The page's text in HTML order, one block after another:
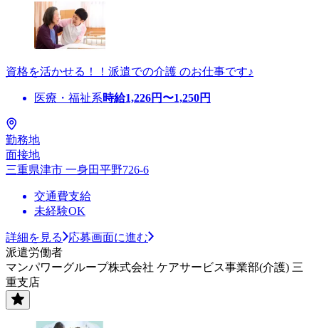
資格を活かせる！！派遣での介護 のお仕事です♪
医療・福祉系時給1,226円〜1,250円
勤務地
面接地
三重県津市 一身田平野726-6
交通費支給
未経験OK
詳細を見る
応募画面に進む
派遣労働者
マンパワーグループ株式会社 ケアサービス事業部(介護) 三
重支店